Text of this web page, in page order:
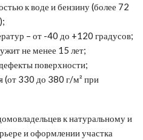
к воде и бензину (более 72
– от -40 до +120 градусов;
не менее 15 лет;
поверхности;
(от 330 до 380 г/м² при
к натуральному и
и оформлении участка